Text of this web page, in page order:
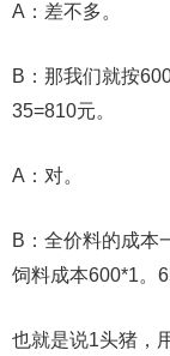
A：差不多。
B：那我们就按
35=810元。
A：对。
B：全价料的成本
饲料成本600*1。
也就是说1头猪，